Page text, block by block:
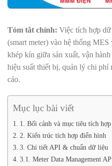
Tóm tắt chính: Việc tích hợp
(smart meter) vào hệ thống
khép kín giữa sản xuất, vận
hiệu suất thiết bị, quản lý chi
cáo.
Mục lục bài viết
1. Bối cảnh và mục tiêu tích hợp
2. Kiến trúc tích hợp điển hình
3. Chi tiết API & chuẩn dữ liệu
3.1. Meter Data Management